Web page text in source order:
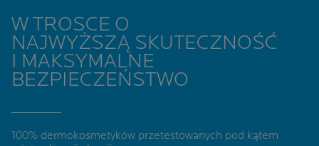
W TROSCE O
NAJWYŻSZĄ SKUTECZNOŚĆ
I MAKSYMALNE
BEZPIECZEŃSTWO
100% dermokosmetyków przetestowanych pod kątem